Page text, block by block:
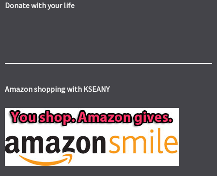
Donate with your life
Amazon shopping with KSEANY